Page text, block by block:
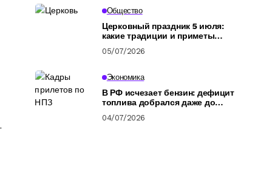
Общество
Церковный праздник 5 июля:
какие традиции и приметы
Афонского
05/07/2026
Экономика
В РФ исчезает бензин: дефицит
топлива добрался даже до
04/07/2026